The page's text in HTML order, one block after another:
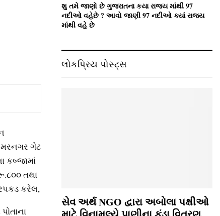
ગેટ
કબ્જામાં
તથા
કરેલ,
શુ તમે જાણો છે ગુજરાતના કયા રાજ્ય માંથી 97
નદીઓ વહેછે ? આવો જાણી 97 નદીઓ ક્યાં રાજ્ય
માંથી વહે છે
લોકપ્રિય પોસ્ટ્સ
સેવ અર્થ NGO દ્વારા અબોલા પક્ષીઓ